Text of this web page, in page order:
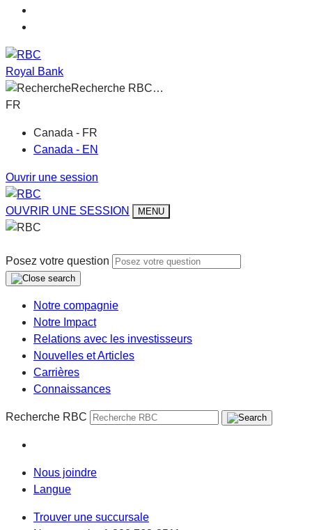
Royal Bank
Recherche RBC…
FR
Canada - FR
Canada - EN
Ouvrir une session
OUVRIR UNE SESSION MENU
Posez votre question
Notre compagnie
Notre Impact
Relations avec les investisseurs
Nouvelles et Articles
Carrières
Connaissances
Recherche RBC
Nous joindre
Langue
Trouver une succursale